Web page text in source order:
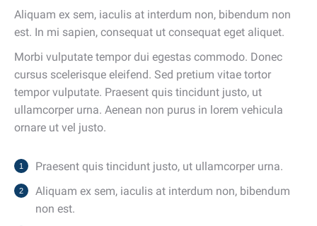
Aliquam ex sem, iaculis at interdum non, bibendum non
est. In mi sapien, consequat ut consequat eget aliquet.
Morbi vulputate tempor dui egestas commodo. Donec
cursus scelerisque eleifend. Sed pretium vitae tortor
tempor vulputate. Praesent quis tincidunt justo, ut
ullamcorper urna. Aenean non purus in lorem vehicula
ornare ut vel justo.
Praesent quis tincidunt justo, ut ullamcorper urna.
Aliquam ex sem, iaculis at interdum non, bibendum
non est.